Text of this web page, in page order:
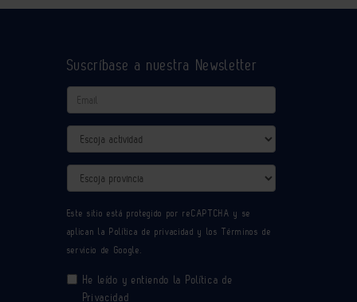
Suscríbase a nuestra Newsletter
Email
Actividad
Provincia
Este sitio está protegido por reCAPTCHA y se
aplican la Política de privacidad y losTérminos de
servicio de Google.
He leído y entiendo la Política de
Privacidad